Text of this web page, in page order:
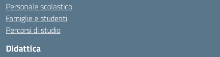
Personale scolastico
Famiglie e studenti
Percorsi di studio
Didattica